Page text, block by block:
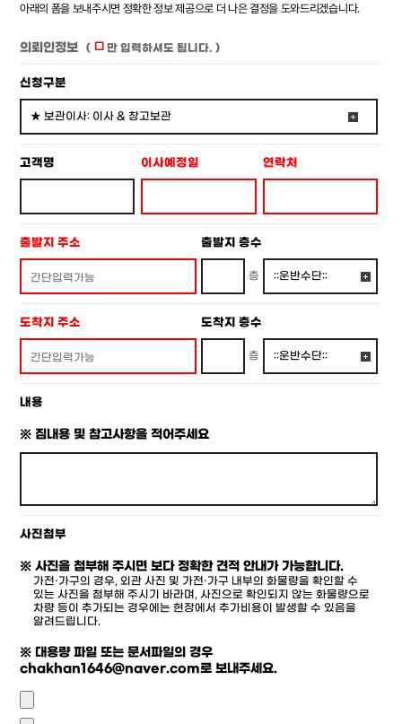
아래의 폼을 보내주시면 정확한 정보 제공으로 더 나은 결정을 도와드리겠습니다.
의뢰인정보 ( 만 입력하셔도 됩니다. )
신청구분
고객명 이사예정일 연락처
출발지 주소 출발지 층수
층
도착지 주소 도착지 층수
층
내용
※ 짐내용 및 참고사항을 적어주세요
사진첨부
※ 사진을 첨부해 주시면 보다 정확한 견적 안내가 가능합니다.
가전·가구의 경우, 외관 사진 및 가전·가구 내부의 화물량을 확인할 수
있는 사진을 첨부해 주시기 바라며, 사진으로 확인되지 않는 화물량으로
차량 등이 추가되는 경우에는 현장에서 추가비용이 발생할 수 있음을
알려드립니다.
※ 대용량 파일 또는 문서파일의 경우
chakhan1646@naver.com로 보내주세요.